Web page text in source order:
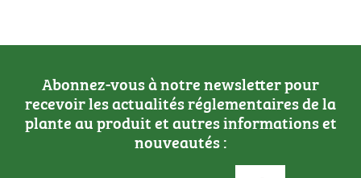
Abonnez-vous à notre newsletter pour
recevoir les actualités réglementaires de la
plante au produit et autres informations et
nouveautés :